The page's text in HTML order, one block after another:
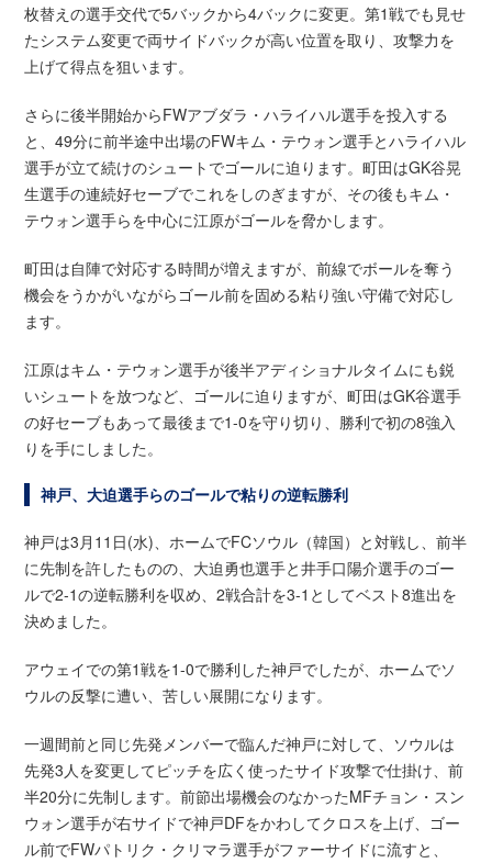
枚替えの選手交代で5バックから4バックに変更。第1戦でも見せ
たシステム変更で両サイドバックが高い位置を取り、攻撃力を
上げて得点を狙います。
さらに後半開始からFWアブダラ・ハライハル選手を投入する
と、49分に前半途中出場のFWキム・テウォン選手とハライハル
選手が立て続けのシュートでゴールに迫ります。町田はGK谷晃
生選手の連続好セーブでこれをしのぎますが、その後もキム・
テウォン選手らを中心に江原がゴールを脅かします。
町田は自陣で対応する時間が増えますが、前線でボールを奪う
機会をうかがいながらゴール前を固める粘り強い守備で対応し
ます。
江原はキム・テウォン選手が後半アディショナルタイムにも鋭
いシュートを放つなど、ゴールに迫りますが、町田はGK谷選手
の好セーブもあって最後まで1-0を守り切り、勝利で初の8強入
りを手にしました。
神戸、大迫選手らのゴールで粘りの逆転勝利
神戸は3月11日(水)、ホームでFCソウル（韓国）と対戦し、前半
に先制を許したものの、大迫勇也選手と井手口陽介選手のゴー
ルで2-1の逆転勝利を収め、2戦合計を3-1としてベスト8進出を
決めました。
アウェイでの第1戦を1-0で勝利した神戸でしたが、ホームでソ
ウルの反撃に遭い、苦しい展開になります。
一週間前と同じ先発メンバーで臨んだ神戸に対して、ソウルは
先発3人を変更してピッチを広く使ったサイド攻撃で仕掛け、前
半20分に先制します。前節出場機会のなかったMFチョン・スン
ウォン選手が右サイドで神戸DFをかわしてクロスを上げ、ゴー
ル前でFWパトリク・クリマラ選手がファーサイドに流すと、